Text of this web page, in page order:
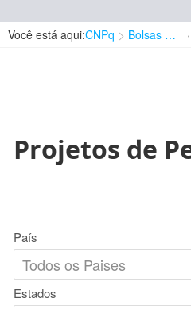
Você está aqui:CNPq Bolsas e Auxílios Vigentes
Projetos de
País
Estados